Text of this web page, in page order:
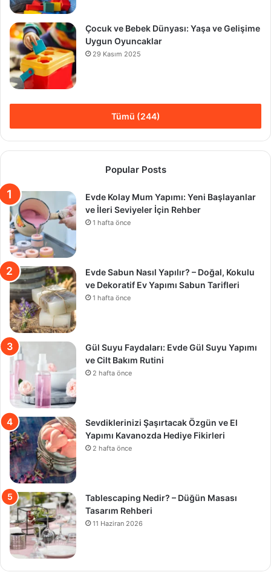
Çocuk ve Bebek Dünyası: Yaşa ve Gelişime
Uygun Oyuncaklar
29 Kasım 2025
Tümü (244)
Popular Posts
Evde Kolay Mum Yapımı: Yeni Başlayanlar
ve İleri Seviyeler İçin Rehber
1 hafta önce
Evde Sabun Nasıl Yapılır? – Doğal, Kokulu
ve Dekoratif Ev Yapımı Sabun Tarifleri
1 hafta önce
Gül Suyu Faydaları: Evde Gül Suyu Yapımı
ve Cilt Bakım Rutini
2 hafta önce
Sevdiklerinizi Şaşırtacak Özgün ve El
Yapımı Kavanozda Hediye Fikirleri
2 hafta önce
Tablescaping Nedir? – Düğün Masası
Tasarım Rehberi
11 Haziran 2026